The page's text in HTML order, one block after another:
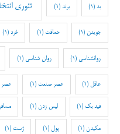
بد(1) برند (1) تئوری
جویدن (1) حماقت (1) خرد (1)
روانشناسی (1) روان شناسی (1)
عاقل (1) عصر صنعت (1) عصر
فید بک(1) لیس زدن (1)
مکیدن (1) پول (1) ژست (1)